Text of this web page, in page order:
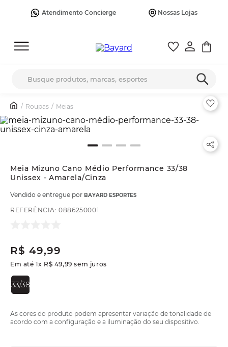
Atendimento Concierge Nossas Lojas
Roupas Meias
Meia Mizuno Cano Médio Performance 33/38
Unissex - Amarela/Cinza
Vendido e entregue por BAYARD ESPORTES
REFERÊNCIA:0886250001
R$ 49,99
Em até1x R$ 49,99 sem juros
33/38
As cores do produto podem apresentar variação de tonalidade de
acordo com a configuração e a iluminação do seu dispositivo.